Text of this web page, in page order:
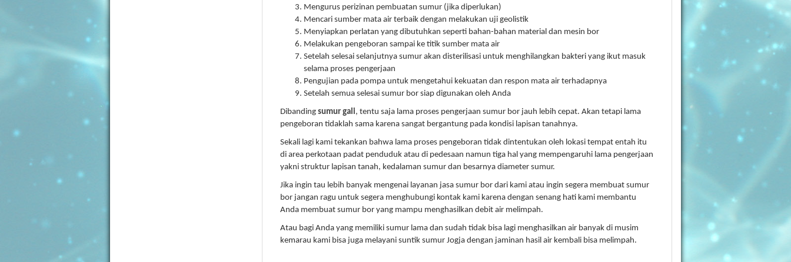
Mengurus perizinan pembuatan sumur (jika diperlukan)
Mencari sumber mata air terbaik dengan melakukan uji geolistik
Menyiapkan perlatan yang dibutuhkan seperti bahan-bahan material dan mesin bor
Melakukan pengeboran sampai ke titik sumber mata air
Setelah selesai selanjutnya sumur akan disterilisasi untuk menghilangkan bakteri yang ikut masuk
selama proses pengerjaan
Pengujian pada pompa untuk mengetahui kekuatan dan respon mata air terhadapnya
Setelah semua selesai sumur bor siap digunakan oleh Anda
Dibanding sumur gali, tentu saja lama proses pengerjaan sumur bor jauh lebih cepat. Akan tetapi lama
pengeboran tidaklah sama karena sangat bergantung pada kondisi lapisan tanahnya.
Sekali lagi kami tekankan bahwa lama proses pengeboran tidak dintentukan oleh lokasi tempat entah itu
di area perkotaan padat penduduk atau di pedesaan namun tiga hal yang mempengaruhi lama pengerjaan
yakni struktur lapisan tanah, kedalaman sumur dan besarnya diameter sumur.
Jika ingin tau lebih banyak mengenai layanan jasa sumur bor dari kami atau ingin segera membuat sumur
bor jangan ragu untuk segera menghubungi kontak kami karena dengan senang hati kami membantu
Anda membuat sumur bor yang mampu menghasilkan debit air melimpah.
Atau bagi Anda yang memiliki sumur lama dan sudah tidak bisa lagi menghasilkan air banyak di musim
kemarau kami bisa juga melayani suntik sumur Jogja dengan jaminan hasil air kembali bisa melimpah.